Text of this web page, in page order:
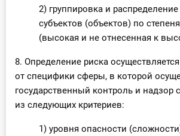
2) группировка и
субъектов (объектов) по
(высокая и не отнесенная к
8. Определение риска
от специфики сферы, в которой
государственный контроль и надзор
из следующих критериев:
1) уровня опасности